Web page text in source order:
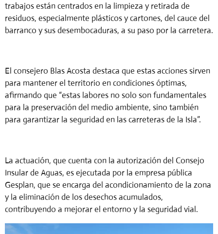
trabajos están centrados en la limpieza y retirada de
residuos, especialmente plásticos y cartones, del cauce del
barranco y sus desembocaduras, a su paso por la carretera.
El consejero Blas Acosta destaca que estas acciones sirven
para mantener el territorio en condiciones óptimas,
afirmando que “estas labores no solo son fundamentales
para la preservación del medio ambiente, sino también
para garantizar la seguridad en las carreteras de la Isla”.
La actuación, que cuenta con la autorización del Consejo
Insular de Aguas, es ejecutada por la empresa pública
Gesplan, que se encarga del acondicionamiento de la zona
y la eliminación de los desechos acumulados,
contribuyendo a mejorar el entorno y la seguridad vial.